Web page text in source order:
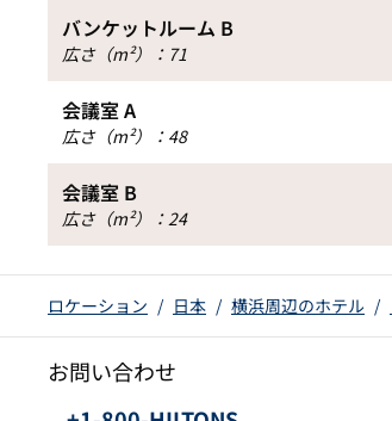
バンケットルーム B
広さ（m²） ： 71
会議室 A
広さ（m²） ： 48
会議室 B
広さ（m²） ：24
ロケーション / 日本 / 横浜周辺のホテル /
お問い合わせ